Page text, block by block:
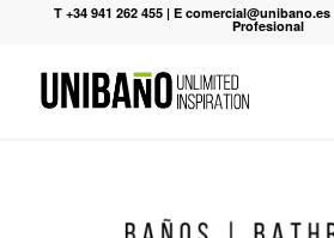
T +34 941 262 455 |E comercial@unibano.es
Profesional